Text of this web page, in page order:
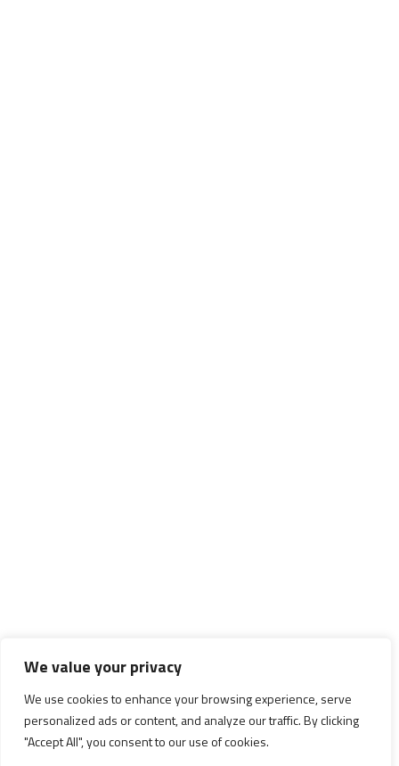
We value your privacy
We use cookies to enhance your browsing experience, serve
personalized ads or content, and analyze our traffic. By clicking
"Accept All", you consent to our use of cookies.